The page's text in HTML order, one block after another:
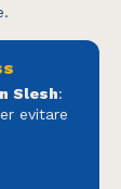
Slesh:
evitare